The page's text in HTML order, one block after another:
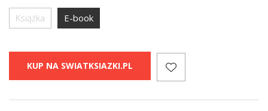
Książka E-book
KUP NA SWIATKSIAZKI.PL